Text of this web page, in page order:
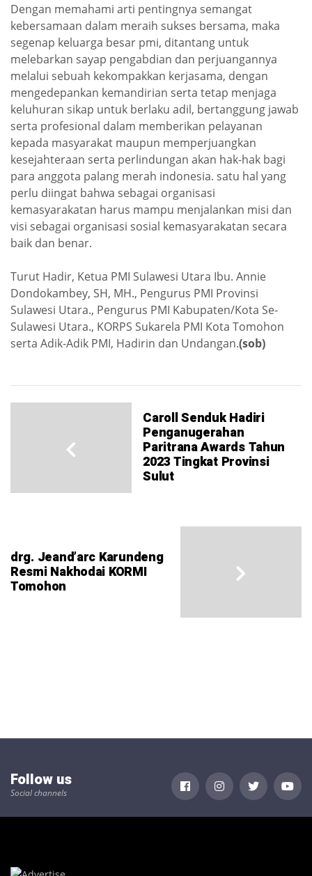
Dengan memahami arti pentingnya semangat
kebersamaan dalam meraih sukses bersama, maka
segenap keluarga besar pmi, ditantang untuk
melebarkan sayap pengabdian dan perjuangannya
melalui sebuah kekompakkan kerjasama, dengan
mengedepankan kemandirian serta tetap menjaga
keluhuran sikap untuk berlaku adil, bertanggung jawab
serta profesional dalam memberikan pelayanan
kepada masyarakat maupun memperjuangkan
kesejahteraan serta perlindungan akan hak-hak bagi
para anggota palang merah indonesia. satu hal yang
perlu diingat bahwa sebagai organisasi
kemasyarakatan harus mampu menjalankan misi dan
visi sebagai organisasi sosial kemasyarakatan secara
baik dan benar.
Turut Hadir, Ketua PMI Sulawesi Utara Ibu. Annie
Dondokambey, SH, MH., Pengurus PMI Provinsi
Sulawesi Utara., Pengurus PMI Kabupaten/Kota Se-
Sulawesi Utara., KORPS Sukarela PMI Kota Tomohon
serta Adik-Adik PMI, Hadirin dan Undangan.(sob)
Caroll Senduk Hadiri
Penganugerahan
Paritrana Awards Tahun
2023 Tingkat Provinsi
Sulut
drg. Jeand’arc Karundeng
Resmi Nakhodai KORMI
Tomohon
Follow us
Social channels